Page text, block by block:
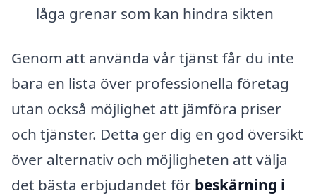
låga grenar som kan hindra sikten
Genom att använda vår tjänst får du inte
bara en lista över professionella företag
utan också möjlighet att jämföra priser
och tjänster. Detta ger dig en god översikt
över alternativ och möjligheten att välja
det bästa erbjudandet för beskärning i